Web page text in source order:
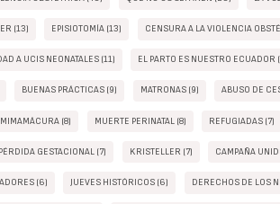
(13) EPISIOTOMÍA (13) CENSURA A LA VIOLENCIA
A UCIS NEONATALES (11) EL PARTO ES NUESTRO ECUADOR
BUENAS PRÁCTICAS (9) MATRONAS (9) ABUSO DE
(8) MUERTE PERINATAL (8) REFUGIADAS (7)
PÉRDIDA GESTACIONAL (7) KRISTELLER (7) CAMPAÑA
(6) JUEVES HISTÓRICOS (6) DERECHOS DE LOS